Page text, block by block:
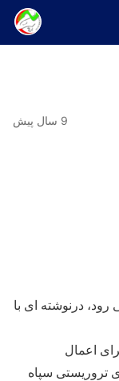
9 سال پیش
درنوشته ای با
اعمال
تروریستی سپاه